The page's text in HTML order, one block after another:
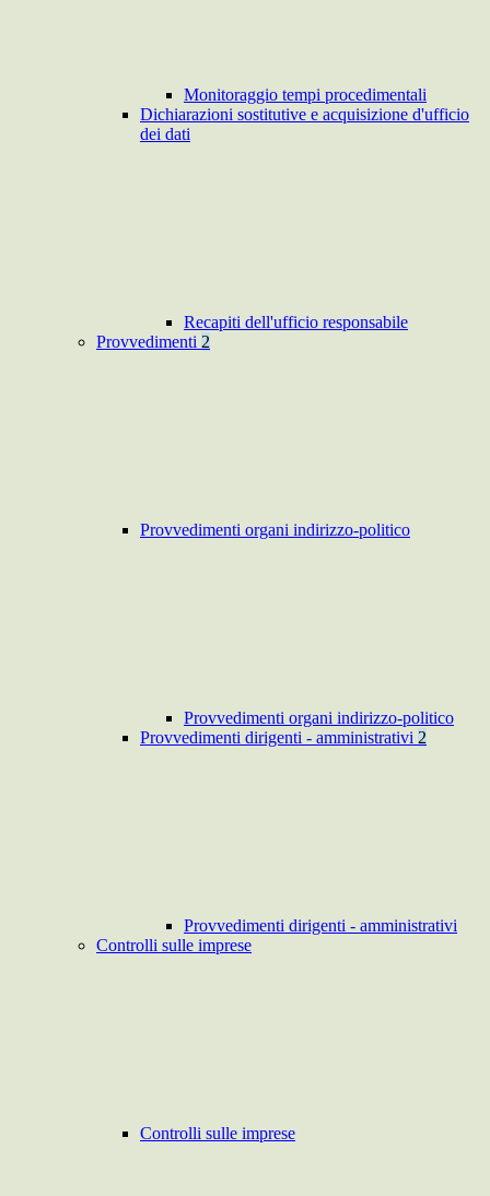
Monitoraggio tempi procedimentali
Dichiarazioni sostitutive e acquisizione d'ufficio
dei dati
Recapiti dell'ufficio responsabile
Provvedimenti 2
Provvedimenti organi indirizzo-politico
Provvedimenti organi indirizzo-politico
Provvedimenti dirigenti - amministrativi 2
Provvedimenti dirigenti - amministrativi
Controlli sulle imprese
Controlli sulle imprese